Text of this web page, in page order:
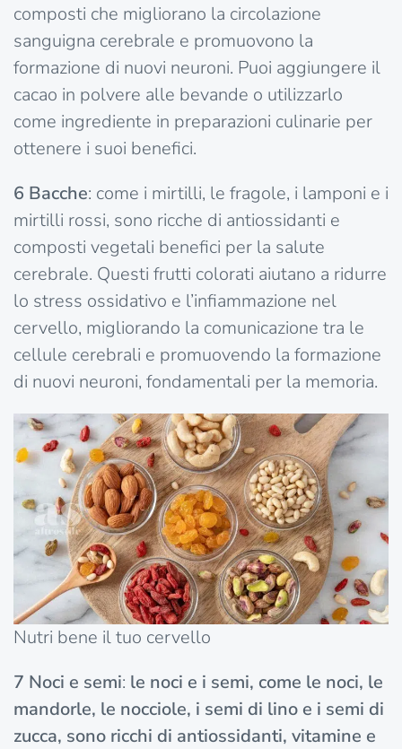
composti che migliorano la circolazione
sanguigna cerebrale e promuovono la
formazione di nuovi neuroni. Puoi aggiungere il
cacao in polvere alle bevande o utilizzarlo
come ingrediente in preparazioni culinarie per
ottenere i suoi benefici.
6 Bacche: come i mirtilli, le fragole, i lamponi e i
mirtilli rossi, sono ricche di antiossidanti e
composti vegetali benefici per la salute
cerebrale. Questi frutti colorati aiutano a ridurre
lo stress ossidativo e l’infiammazione nel
cervello, migliorando la comunicazione tra le
cellule cerebrali e promuovendo la formazione
di nuovi neuroni, fondamentali per la memoria.
Nutri bene il tuo cervello
7 Noci e semi: le noci e i semi, come le noci, le
mandorle, le nocciole, i semi di lino e i semi di
zucca, sono ricchi di antiossidanti, vitamine e